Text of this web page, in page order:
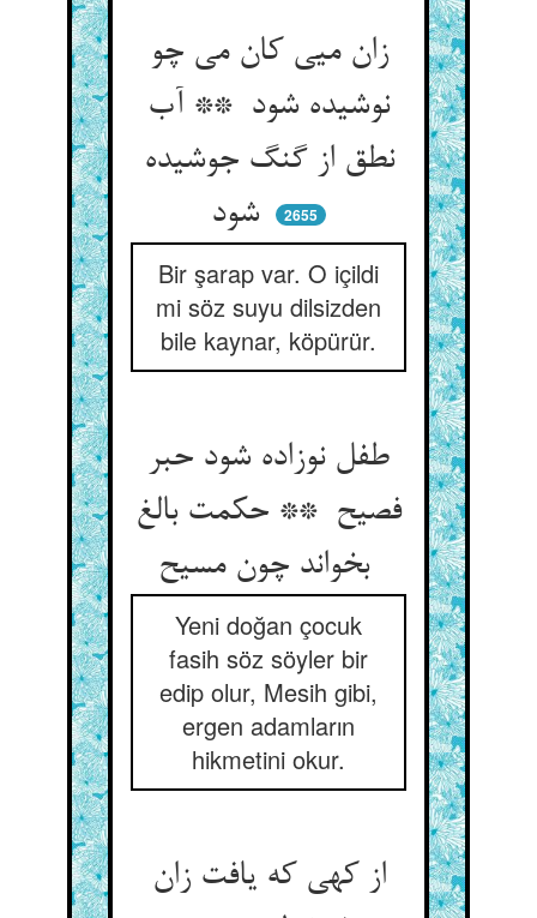
زان میی کان می چو
نوشیده شود ** آب
نطق از گنگ جوشیده
شود
2655
Bir şarap var. O içildi
mi söz suyu dilsizden
bile kaynar, köpürür.
طفل نوزاده شود حبر
فصیح ** حکمت بالغ
بخواند چون مسیح
Yeni doğan çocuk
fasih söz söyler bir
edip olur, Mesih gibi,
ergen adamların
hikmetini okur.
از کهی که یافت زان